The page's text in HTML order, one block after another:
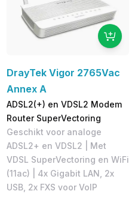
DrayTek Vigor 2765Vac
Annex A
ADSL2(+) en VDSL2 Modem
Router SuperVectoring
Geschikt voor analoge
ADSL2+ en VDSL2 | Met
VDSL SuperVectoring en WiFi
(11ac) | 4x Gigabit LAN, 2x
USB, 2x FXS voor VoIP